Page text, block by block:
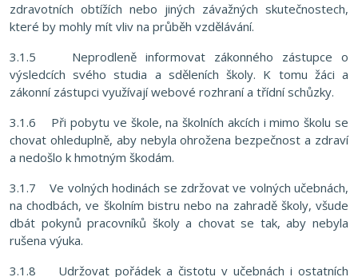
zdravotních obtížích nebo jiných závažných skutečnostech,
které by mohly mít vliv na průběh vzdělávání.
3.1.5 Neprodleně informovat zákonného zástupce o
výsledcích svého studia a sděleních školy. K tomu žáci a
zákonní zástupci využívají webové rozhraní a třídní schůzky.
3.1.6 Při pobytu ve škole, na školních akcích i mimo školu se
chovat ohleduplně, aby nebyla ohrožena bezpečnost a zdraví
a nedošlo k hmotným škodám.
3.1.7 Ve volných hodinách se zdržovat ve volných učebnách,
na chodbách, ve školním bistru nebo na zahradě školy, všude
dbát pokynů pracovníků školy a chovat se tak, aby nebyla
rušena výuka.
3.1.8 Udržovat pořádek a čistotu v učebnách i ostatních